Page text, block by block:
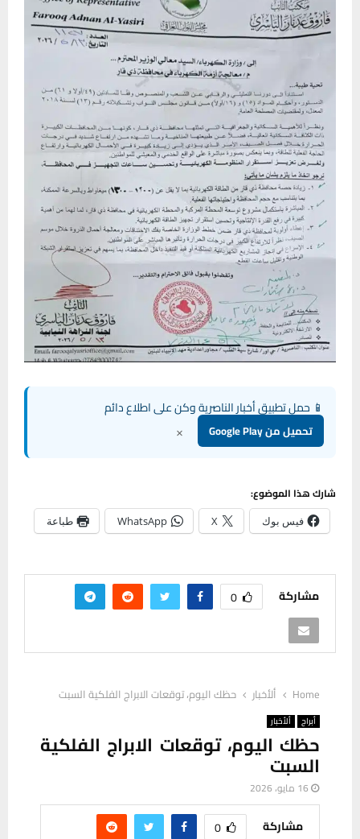
📱 حمل تطبيق أخبار الناصرية وكن على اطلاع دائم
تحميل من Google Play ×
شارك هذا الموضوع:
فيس بوك X
WhatsApp طباعة
مشاركة 0
Home ألأخبار حظك اليوم، توقعات الابراج الفلكية السبت
أبراج ألأخبار
حظك اليوم، توقعات الابراج الفلكية
السبت
16 مايو، 2026
مشاركة 0